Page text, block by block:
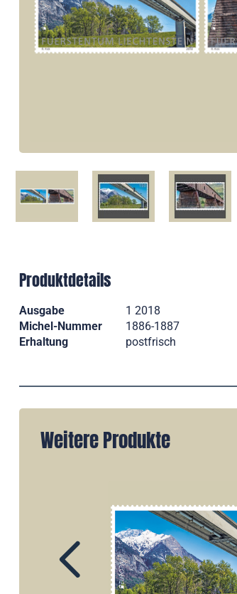
Produktdetails
Ausgabe 1 2018
Michel-Nummer
1886-1887
Erhaltung
postfrisch
Weitere Produkte